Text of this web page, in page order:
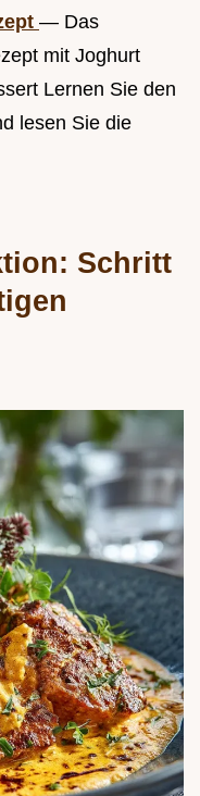
— Das
mit Joghurt
Lernen Sie den
lesen Sie die
Schritt